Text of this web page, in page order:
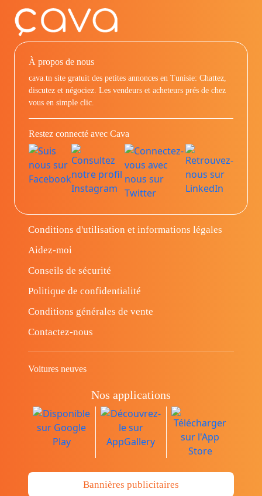
À propos de nous
cava.tn site gratuit des petites annonces en Tunisie: Chattez,
discutez et négociez. Les vendeurs et acheteurs prés de chez
vous en simple clic.
Restez connecté avec Cava
Conditions d'utilisation et informations légales
Aidez-moi
Conseils de sécurité
Politique de confidentialité
Conditions générales de vente
Contactez-nous
Voitures neuves
Nos applications
Bannières publicitaires